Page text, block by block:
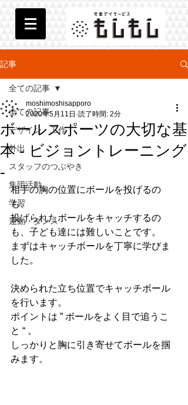
記事
全ての記事
デザイン・工作
外出
スタッフのつぶやき
集団活動
学習
運動・ダンス
全ての記事
ボールスポーツの大切な基
本 - ビジョントレーニング
-
moshimoshisapporo
2020年5月11日 読了時間: 2分
相手の胸の位置にボールを投げるの
も、
投げられたボールをキャッチするの
も、子ども達には難しいことです。
まずはキャッチボールを丁寧に学びま
した。
決められた立ち位置でキャッチボール
を行います。
ポイントは ” ボールをよく目で追うこ
と “ 。
しっかりと胸に引き寄せてボールを掴
みます。